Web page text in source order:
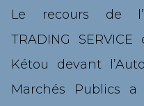
ARRÊTÉS
SOLLICIATION DE
ARBITRAGE
REMISE DE
Le recours de
TRADING
Kétou devant
Marchés Publics